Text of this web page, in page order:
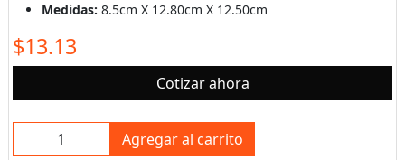
Medidas: 8.5cm X 12.80cm X 12.50cm
$13.13
Cotizar ahora
Agregar al carrito